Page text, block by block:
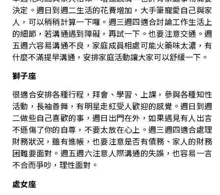
決定。 週日到週二生活的花費增加，大手筆寵愛自己與家
人，可以稍稍計算一下囉。週三週四適合討論工作生活上
的細節，若溝通遇到障礙，再試一下。也要注意交通。週
五週六容易溝通不良，家庭成員相處可能火藥味太濃，有
什麼不滿提早溝通，安排家庭活動讓大家可以舒緩一下。
獅子座
很適合安排各種行程，拜會、學習、上課，參與各種知性
活動，長袖善舞，有明星走紅受人歡迎的感覺。週日到週
二做些自己喜歡的事，週日出門在外，如果遇見有人出言
不遜傷了你的自尊，不要太放在心上。 週三週四適合處理
財務狀況，雖有進帳，也要注意是否有債務、家人的財務
困難要面對。週五週六注意人際溝通的失誤，也容易一言
不合而爭吵，理性面對。
處女座